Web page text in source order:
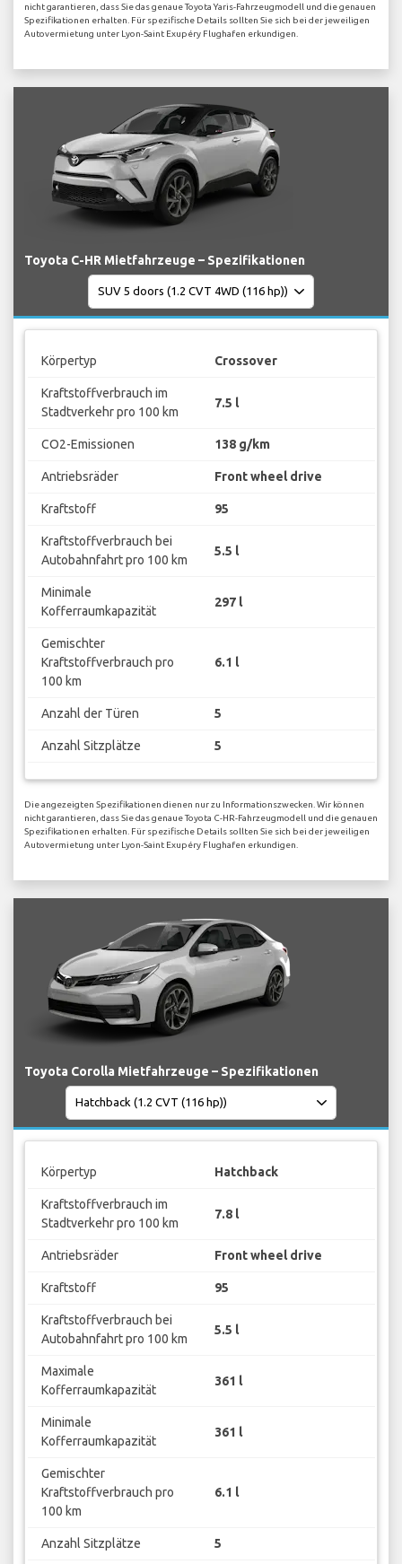
nicht garantieren, dass Sie das genaue Toyota Yaris-Fahrzeugmodell und die genauen
Spezifikationen erhalten. Für spezifische Details sollten Sie sich bei der jeweiligen
Autovermietung unter Lyon-Saint Exupéry Flughafen erkundigen.
Toyota C-HR Mietfahrzeuge – Spezifikationen
Körpertyp Crossover
Kraftstoffverbrauch im
Stadtverkehr pro 100 km
7.5 l
CO2-Emissionen 138 g/km
Antriebsräder Front wheel drive
Kraftstoff 95
Kraftstoffverbrauch bei
Autobahnfahrt pro 100 km
5.5 l
Minimale
Kofferraumkapazität
297 l
Gemischter
Kraftstoffverbrauch pro
100 km
6.1 l
Anzahl der Türen 5
Anzahl Sitzplätze 5
Die angezeigten Spezifikationen dienen nur zu Informationszwecken. Wir können
nicht garantieren, dass Sie das genaue Toyota C-HR-Fahrzeugmodell und die genauen
Spezifikationen erhalten. Für spezifische Details sollten Sie sich bei der jeweiligen
Autovermietung unter Lyon-Saint Exupéry Flughafen erkundigen.
Toyota Corolla Mietfahrzeuge – Spezifikationen
Körpertyp Hatchback
Kraftstoffverbrauch im
Stadtverkehr pro 100 km
7.8 l
Antriebsräder Front wheel drive
Kraftstoff 95
Kraftstoffverbrauch bei
Autobahnfahrt pro 100 km
5.5 l
Maximale
Kofferraumkapazität
361 l
Minimale
Kofferraumkapazität
361 l
Gemischter
Kraftstoffverbrauch pro
100 km
6.1 l
Anzahl Sitzplätze 5